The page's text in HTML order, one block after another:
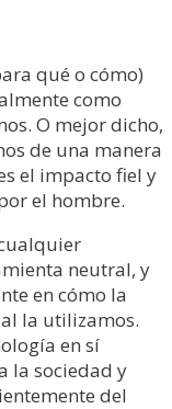
qué o cómo)
como
O mejor dicho,
de una manera
el impacto fiel y
el hombre.
neutral, y
en cómo la
la utilizamos.
en sí
la sociedad y
del